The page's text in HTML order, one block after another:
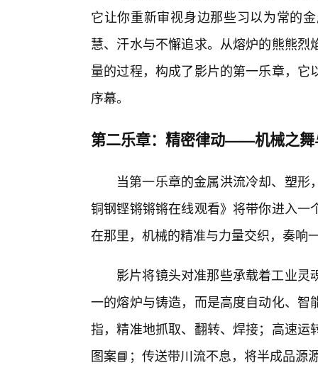
它让你重新审视身边那些习以为常的
慧、汗水与不懈追求。从熔炉的熊熊
量的过程，构成了影片的第一乐章，
序幕。
第二乐章：精密律动——机械之舞
当第一乐章的金属洪流冷却、塑
铜钢铿锵锵锵在线观看》将带你进入
在那里，机械的精准与力量交织，奏响
影片将镜头对准那些承载着工业
一的熔炉与铸造，而是高度自动化、
指，精准地抓取、翻转、焊接；高速
图案📘；传送带川流不息，将半成品源